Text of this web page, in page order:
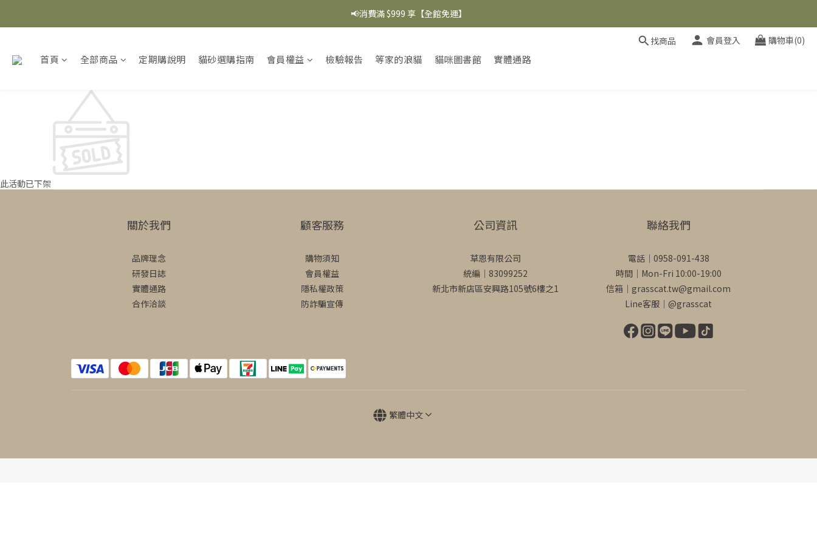
📢消費滿 $999 享【全館免運】
找商品 會員登入 購物車(0)
首頁 全部商品 定期購說明 貓砂選購指南 會員權益 檢驗報告 等家的浪貓 貓咪圖書館 實體通路
此活動已下架
關於我們
品牌理念
研發日誌
實體通路
合作洽談
顧客服務
購物須知
會員權益
隱私權政策
防詐騙宣傳
公司資訊
草恩有限公司
統編｜83099252
新北市新店區安興路105號6樓之1
聯絡我們
電話｜0958-091-438
時間｜Mon-Fri 10:00-19:00
信箱｜grasscat.tw@gmail.com
Line客服｜ @grasscat
繁體中文